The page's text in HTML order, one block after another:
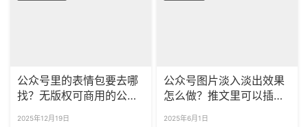
公众号里的表情包要去哪
找？无版权可商用的公众
2025年12月19日
公众号图片淡入淡出效果
怎么做？推文里可以插入
2025年6月1日